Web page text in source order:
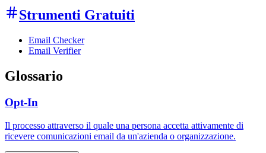
Strumenti Gratuiti
Email Checker
Email Verifier
Glossario
Opt-In
Il processo attraverso il quale una persona accetta attivamente di
ricevere comunicazioni email da un'azienda o organizzazione.